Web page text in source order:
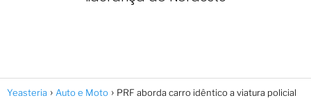
Yeasteria Auto e Moto
PRF aborda carro idêntico a viatura policial